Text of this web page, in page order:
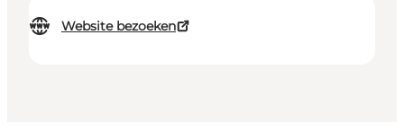
Website bezoeken